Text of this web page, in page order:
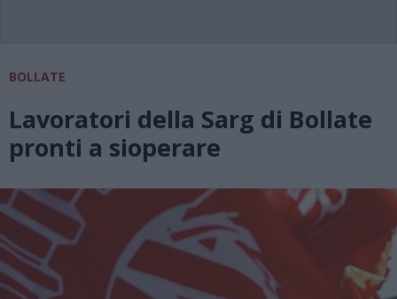
BOLLATE
Lavoratori della Sarg di Bollate
pronti a sioperare